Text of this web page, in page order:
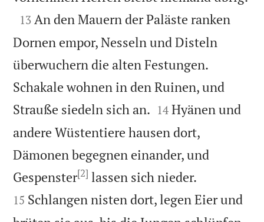

13 An den Mauern der Paläste ranken
Dornen empor, Nesseln und Disteln
überwuchern die alten Festungen.
Schakale wohnen in den Ruinen, und
Strauße siedeln sich an. 

14 Hyänen und
andere Wüstentiere hausen dort,
Dämonen begegnen einander, und
Gespenster[2] lassen sich nieder.
15 Schlangen nisten dort, legen Eier und